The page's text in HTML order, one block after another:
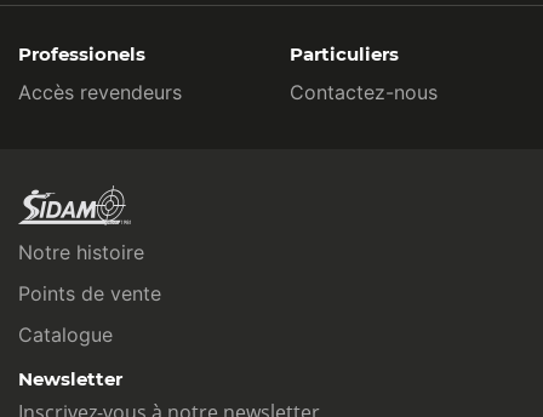
Professionels
Accès revendeurs
Particuliers
Contactez-nous
Notre histoire
Points de vente
Catalogue
Newsletter